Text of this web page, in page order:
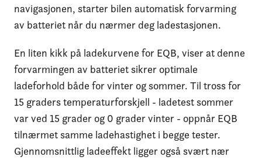
navigasjonen, starter bilen automatisk forvarming
av batteriet når du nærmer deg ladestasjonen.
En liten kikk på ladekurvene for EQB, viser at denne
forvarmingen av batteriet sikrer optimale
ladeforhold både for vinter og sommer. Til tross for
15 graders temperaturforskjell - ladetest sommer
var ved 15 grader og 0 grader vinter - oppnår EQB
tilnærmet samme ladehastighet i begge tester.
Gjennomsnittlig ladeeffekt ligger også svært nær